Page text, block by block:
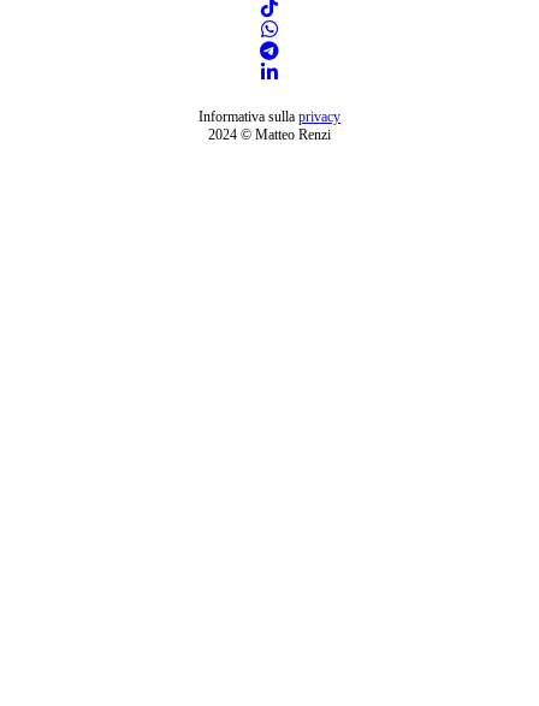
Informativa sulla privacy
2024 © Matteo Renzi